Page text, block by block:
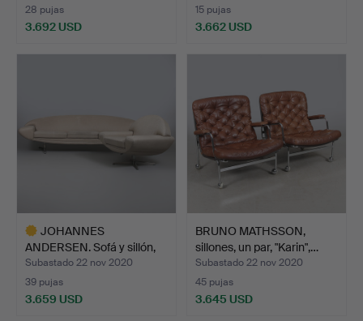
28 pujas
3.692 USD
15 pujas
3.662 USD
JOHANNES
ANDERSEN. Sofá y sillón,
'Capri',…
Subastado 22 nov 2020
39 pujas
3.659 USD
BRUNO MATHSSON,
sillones, un par, "Karin",…
Subastado 22 nov 2020
45 pujas
3.645 USD